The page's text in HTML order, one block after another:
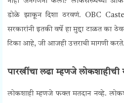
डोळे झाकून दिशा ठरवणं. OBC
सरकारांनी इतकी वर्षे हा मुद्दा टाळत का
टिका आहे, जी आजही उत्तराची मागणी करते.
पारखींचा लढा म्हणजे लोकशाहीची
लोकशाही म्हणजे फक्त मतदान नव्हे.